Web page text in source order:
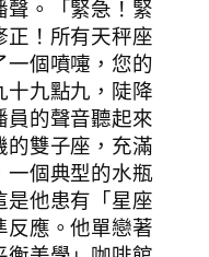
。「緊急！緊
！所有天秤座
個噴嚏，您的
九點九，陡降
的聲音聽起來
雙子座，充滿
一個典型的水瓶
他患有「星座
應。他單戀著